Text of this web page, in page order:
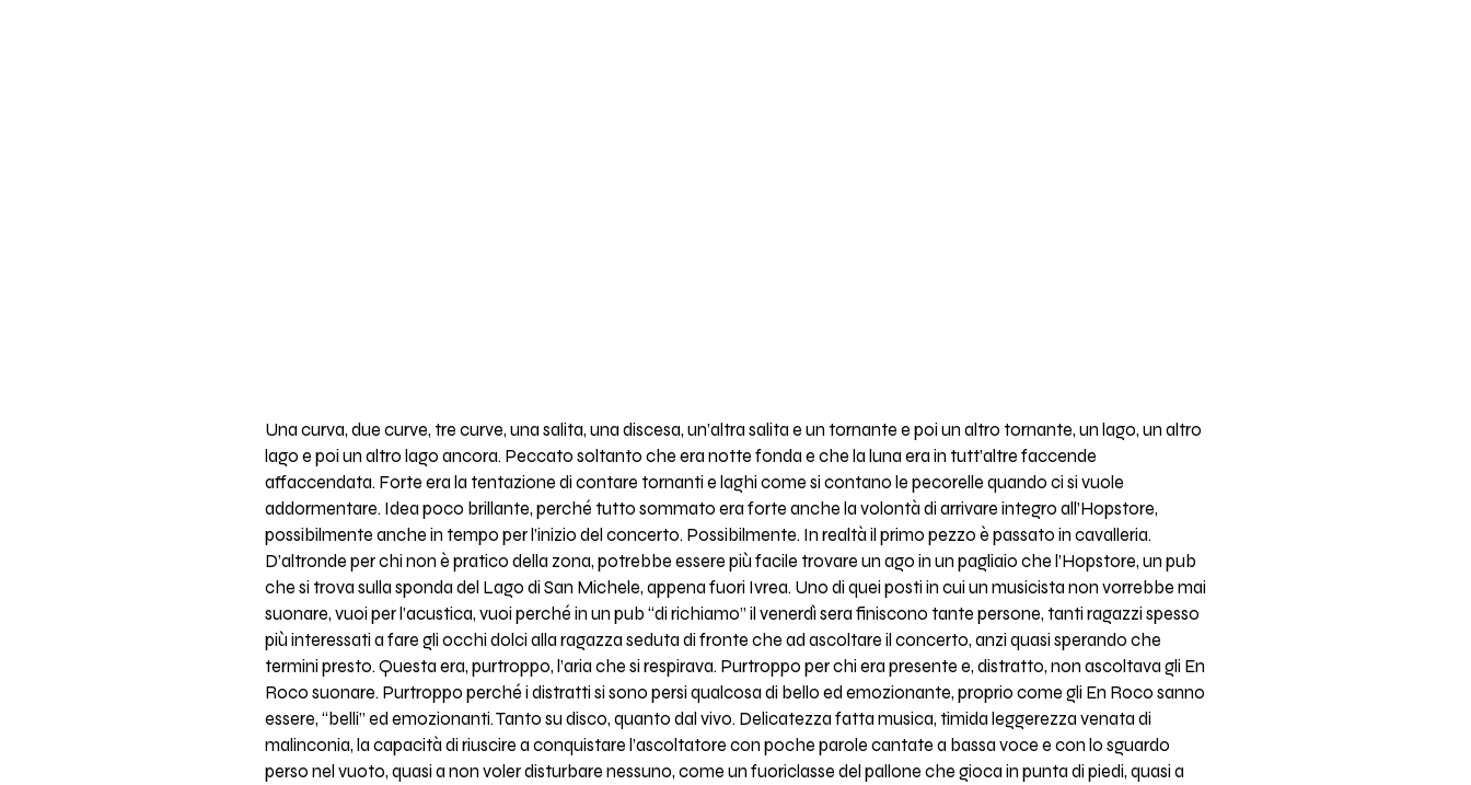
Una curva, due curve, tre curve, una salita, una discesa, un’altra salita e un tornante e poi un altro tornante, un lago, un altro
lago e poi un altro lago ancora. Peccato soltanto che era notte fonda e che la luna era in tutt’altre faccende
affaccendata. Forte era la tentazione di contare tornanti e laghi come si contano le pecorelle quando ci si vuole
addormentare. Idea poco brillante, perché tutto sommato era forte anche la volontà di arrivare integro all’Hopstore,
possibilmente anche in tempo per l’inizio del concerto. Possibilmente. In realtà il primo pezzo è passato in cavalleria.
D’altronde per chi non è pratico della zona, potrebbe essere più facile trovare un ago in un pagliaio che l’Hopstore, un pub
che si trova sulla sponda del Lago di San Michele, appena fuori Ivrea. Uno di quei posti in cui un musicista non vorrebbe mai
suonare, vuoi per l’acustica, vuoi perché in un pub “di richiamo” il venerdì sera finiscono tante persone, tanti ragazzi spesso
più interessati a fare gli occhi dolci alla ragazza seduta di fronte che ad ascoltare il concerto, anzi quasi sperando che
termini presto. Questa era, purtroppo, l’aria che si respirava. Purtroppo per chi era presente e, distratto, non ascoltava gli En
Roco suonare. Purtroppo perché i distratti si sono persi qualcosa di bello ed emozionante, proprio come gli En Roco sanno
essere, “belli” ed emozionanti. Tanto su disco, quanto dal vivo. Delicatezza fatta musica, timida leggerezza venata di
malinconia, la capacità di riuscire a conquistare l’ascoltatore con poche parole cantate a bassa voce e con lo sguardo
perso nel vuoto, quasi a non voler disturbare nessuno, come un fuoriclasse del pallone che gioca in punta di piedi, quasi a